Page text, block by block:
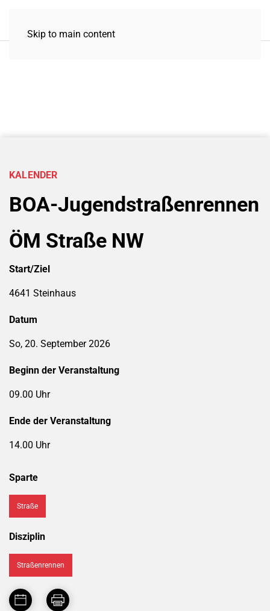
Skip to main content
KALENDER
BOA-Jugendstraßenrennen
ÖM Straße NW
Start/Ziel
4641 Steinhaus
Datum
So, 20. September 2026
Beginn der Veranstaltung
09.00 Uhr
Ende der Veranstaltung
14.00 Uhr
Sparte
Straße
Disziplin
Straßenrennen